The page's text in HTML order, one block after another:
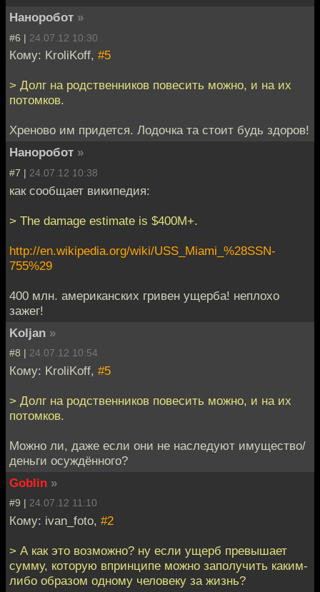
Наноробот »
#6 | 24.07.12 10:30
Кому: KroliKoff, #5
> Долг на родственников повесить можно, и на их
потомков.
Хреново им придется. Лодочка та стоит будь здоров!
Наноробот »
#7 | 24.07.12 10:38
как сообщает википедия:
> The damage estimate is $400M+.
http://en.wikipedia.org/wiki/USS_Miami_%28SSN-
755%29
400 млн. американских гривен ущерба! неплохо
зажег!
Koljan »
#8 | 24.07.12 10:54
Кому: KroliKoff, #5
> Долг на родственников повесить можно, и на их
потомков.
Можно ли, даже если они не наследуют имущество/
деньги осуждённого?
Goblin »
#9 | 24.07.12 11:10
Кому: ivan_foto, #2
> А как это возможно? ну если ущерб превышает
сумму, которую впринципе можно заполучить каким-
либо образом одному человеку за жизнь?